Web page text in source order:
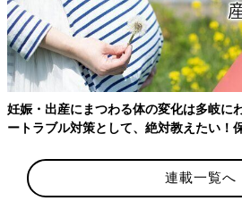
妊娠・出産にまつわる体の変化は多岐に
ートラブル対策として、絶対教えたい！
連載一覧へ